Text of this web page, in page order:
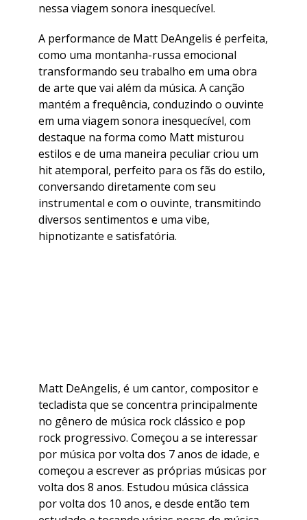
nessa viagem sonora inesquecível.
A performance de Matt DeAngelis é perfeita,
como uma montanha-russa emocional
transformando seu trabalho em uma obra
de arte que vai além da música. A canção
mantém a frequência, conduzindo o ouvinte
em uma viagem sonora inesquecível, com
destaque na forma como Matt misturou
estilos e de uma maneira peculiar criou um
hit atemporal, perfeito para os fãs do estilo,
conversando diretamente com seu
instrumental e com o ouvinte, transmitindo
diversos sentimentos e uma vibe,
hipnotizante e satisfatória.
Matt DeAngelis, é um cantor, compositor e
tecladista que se concentra principalmente
no gênero de música rock clássico e pop
rock progressivo. Começou a se interessar
por música por volta dos 7 anos de idade, e
começou a escrever as próprias músicas por
volta dos 8 anos. Estudou música clássica
por volta dos 10 anos, e desde então tem